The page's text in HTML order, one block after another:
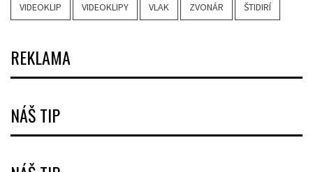
VIDEOKLIP VIDEOKLIPY VLAK ZVONÁR ŠTIDIRÍ
REKLAMA
NÁŠ TIP